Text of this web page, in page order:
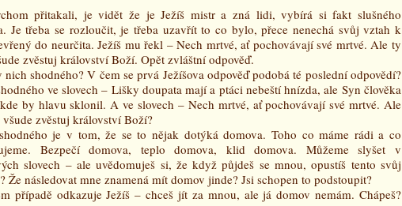
přitakali, je vidět že je Ježíš mistr a zná lidi, vybírá si fakt slušného
Je třeba se rozloučit, je třeba uzavřít to co bylo, přece nenechá svůj vztah k
do neurčita. Ježíš mu řekl – Nech mrtvé, ať pochovávají své mrtvé. Ale ty
zvěstuj království Boží. Opět zvláštní odpověď.
nich shodného? V čem se prvá Ježíšova odpověď podobá té poslední odpovědí?
ve slovech – Lišky doupata mají a ptáci nebeští hnízda, ale Syn člověka
by hlavu sklonil. A ve slovech – Nech mrtvé, ať pochovávají své mrtvé. Ale
zvěstuj království Boží?
je v tom, že se to nějak dotýká domova. Toho co máme rádi a co
Bezpečí domova, teplo domova, klid domova. Můžeme slyšet v
slovech – ale uvědomuješ si, že když půjdeš se mnou, opustíš tento svůj
Že následovat mne znamená mít domov jinde? Jsi schopen to podstoupit?
případě odkazuje Ježíš – chceš jít za mnou, ale já domov nemám. Chápeš?